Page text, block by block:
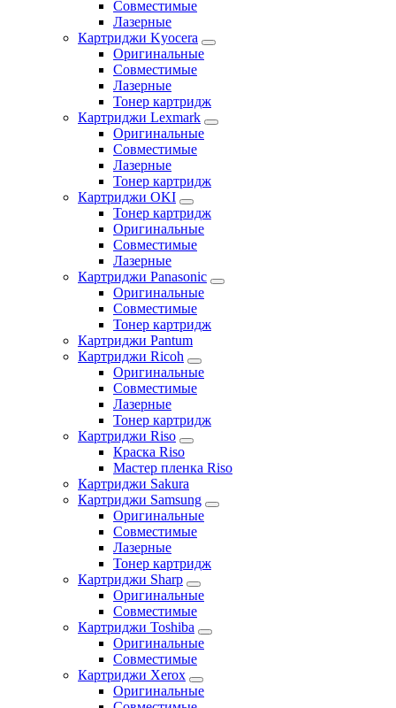
Совместимые
Лазерные
Картриджи Kyocera
Оригинальные
Совместимые
Лазерные
Тонер картридж
Картриджи Lexmark
Оригинальные
Совместимые
Лазерные
Тонер картридж
Картриджи OKI
Тонер картридж
Оригинальные
Совместимые
Лазерные
Картриджи Panasonic
Оригинальные
Совместимые
Тонер картридж
Картриджи Pantum
Картриджи Ricoh
Оригинальные
Совместимые
Лазерные
Тонер картридж
Картриджи Riso
Краска Riso
Мастер пленка Riso
Картриджи Sakura
Картриджи Samsung
Оригинальные
Совместимые
Лазерные
Тонер картридж
Картриджи Sharp
Оригинальные
Совместимые
Картриджи Toshiba
Оригинальные
Совместимые
Картриджи Xerox
Оригинальные